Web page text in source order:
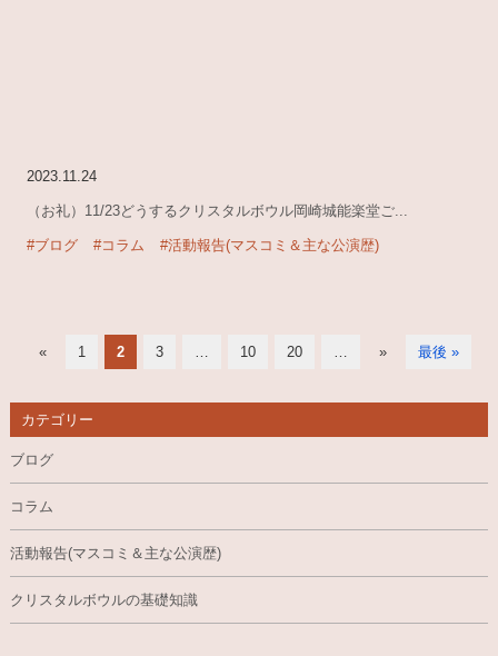
2023.11.24
（お礼）11/23どうするクリスタルボウル岡崎城能楽堂ご...
#ブログ #コラム #活動報告(マスコミ＆主な公演歴)
« 1 2 3 … 10 20 … » 最後 »
カテゴリー
ブログ
コラム
活動報告(マスコミ＆主な公演歴)
クリスタルボウルの基礎知識